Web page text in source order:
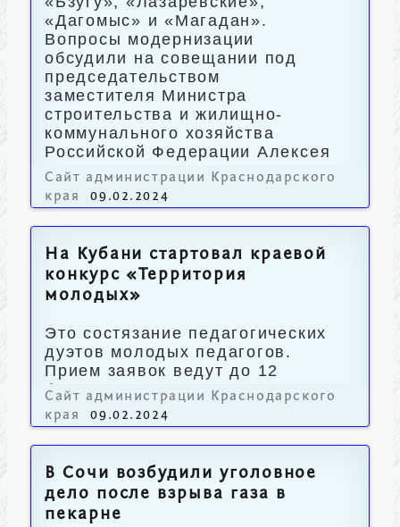
«Дагомыс» и «Магадан».
Вопросы модернизации
обсудили на совещании под
председательством
заместителя Министра
строительства и жилищно-
коммунального хозяйства
Российской Федерации Алексея
Ересько.
Сайт администрации Краснодарского
края
09.02.2024
На Кубани стартовал краевой
конкурс «Территория
молодых»
Это состязание педагогических
дуэтов молодых педагогов.
Прием заявок ведут до 12
февраля.
Сайт администрации Краснодарского
края
09.02.2024
В Сочи возбудили уголовное
дело после взрыва газа в
пекарне